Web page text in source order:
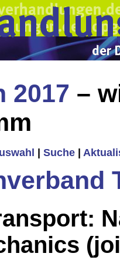
2017 –
Suche